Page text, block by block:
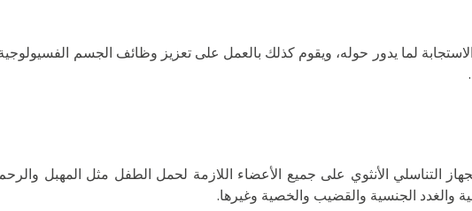
لما يدور حوله، ويقوم كذلك بالعمل على تعزيز وظائف الجسم
التناسلي الأنثوي على جميع الأعضاء اللازمة لحمل الطفل مثل المهبل
والغدد الجنسية والقضيب والخصية وغيرها.